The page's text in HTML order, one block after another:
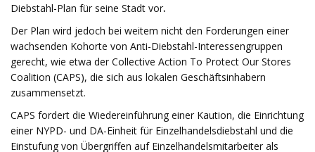
Diebstahl-Plan für seine Stadt vor.
Der Plan wird jedoch bei weitem nicht den Forderungen einer
wachsenden Kohorte von Anti-Diebstahl-Interessengruppen
gerecht, wie etwa der Collective Action To Protect Our Stores
Coalition (CAPS), die sich aus lokalen Geschäftsinhabern
zusammensetzt.
CAPS fordert die Wiedereinführung einer Kaution, die Einrichtung
einer NYPD- und DA-Einheit für Einzelhandelsdiebstahl und die
Einstufung von Übergriffen auf Einzelhandelsmitarbeiter als